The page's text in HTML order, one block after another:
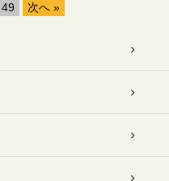
49 次へ »